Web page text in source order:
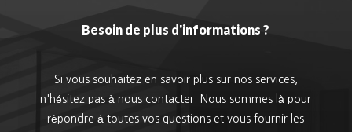
Besoin de plus d'informations ?
Si vous souhaitez en savoir plus sur nos services,
n'hésitez pas à nous contacter. Nous sommes là pour
répondre à toutes vos questions et vous fournir les